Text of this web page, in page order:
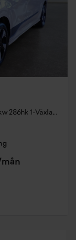
E-Custom Skåp Sport 340l Elmotor 210kw 286hk 1-Växlad AWD El